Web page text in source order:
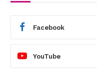
Facebook
YouTube